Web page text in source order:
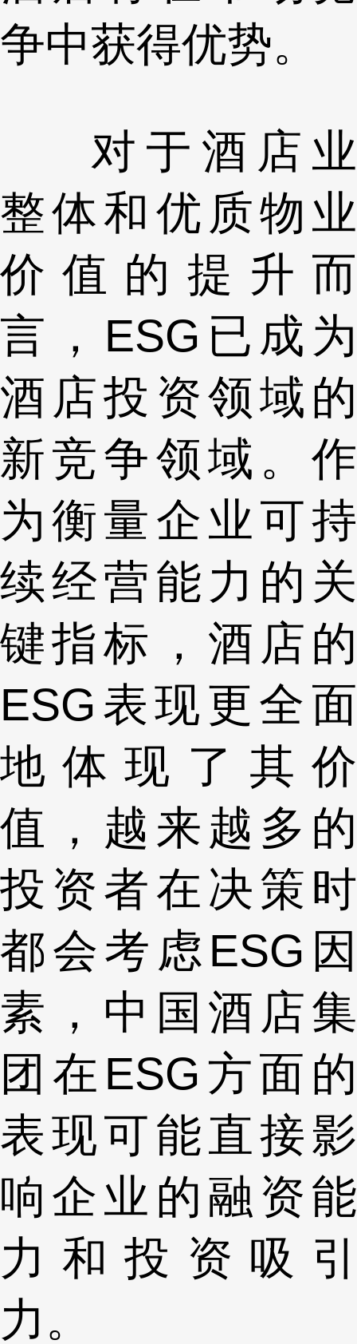
争中获得优势。
对于酒店业
整体和优质物业
价值的提升而
言，ESG已成为
酒店投资领域的
新竞争领域。作
为衡量企业可持
续经营能力的关
键指标，酒店的
ESG表现更全面
地体现了其价
值，越来越多的
投资者在决策时
都会考虑ESG因
素，中国酒店集
团在ESG方面的
表现可能直接影
响企业的融资能
力和投资吸引
力。